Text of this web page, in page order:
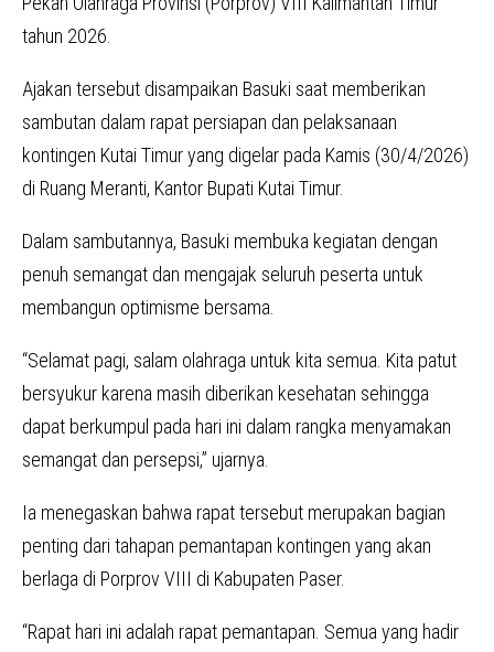
tahun 2026.
Ajakan tersebut disampaikan Basuki saat memberikan
sambutan dalam rapat persiapan dan pelaksanaan
kontingen Kutai Timur yang digelar pada Kamis (30/4/2026)
di Ruang Meranti, Kantor Bupati Kutai Timur.
Dalam sambutannya, Basuki membuka kegiatan dengan
penuh semangat dan mengajak seluruh peserta untuk
membangun optimisme bersama.
“Selamat pagi, salam olahraga untuk kita semua. Kita patut
bersyukur karena masih diberikan kesehatan sehingga
dapat berkumpul pada hari ini dalam rangka menyamakan
semangat dan persepsi,” ujarnya.
Ia menegaskan bahwa rapat tersebut merupakan bagian
penting dari tahapan pemantapan kontingen yang akan
berlaga di Porprov VIII di Kabupaten Paser.
“Rapat hari ini adalah rapat pemantapan. Semua yang hadir